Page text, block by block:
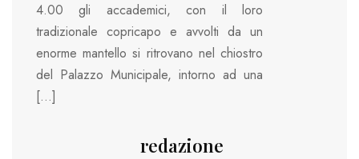
4.00 gli accademici, con il loro
tradizionale copricapo e avvolti da un
enorme mantello si ritrovano nel chiostro
del Palazzo Municipale, intorno ad una
[…]
redazione